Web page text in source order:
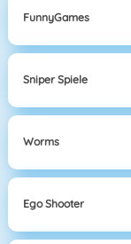
FunnyGames
Sniper Spiele
Worms
Ego Shooter